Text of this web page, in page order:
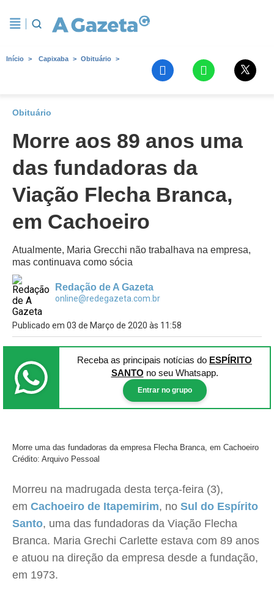
Início Capixaba Obituário
Obituário
Morre aos 89 anos uma
das fundadoras da
Viação Flecha Branca,
em Cachoeiro
Atualmente, Maria Grecchi não trabalhava na empresa,
mas continuava como sócia
Redação de A Gazeta
online@redegazeta.com.br
Publicado em 03 de Março de 2020 às 11:58
Receba as principais notícias do ESPÍRITO
SANTO no seu Whatsapp.
Entrar no grupo
Morre uma das fundadoras da empresa Flecha Branca, em Cachoeiro
Crédito: Arquivo Pessoal
Morreu na madrugada desta terça-feira (3),
em Cachoeiro de Itapemirim, no Sul do Espírito
Santo, uma das fundadoras da Viação Flecha
Branca. Maria Grechi Carlette estava com 89 anos
e atuou na direção da empresa desde a fundação,
em 1973.